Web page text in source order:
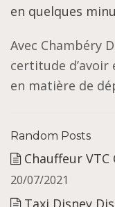
en quelques
Avec Chambéry
certitude
en matière de
Random Posts
Chauffeur
20/07/2021
Taxi Disney